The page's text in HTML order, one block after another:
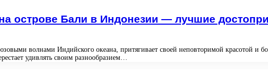
острове Бали в Индонезии — лучшие
волнами Индийского океана, притягивает своей неповторимой красотой и
удивлять своим разнообразием…